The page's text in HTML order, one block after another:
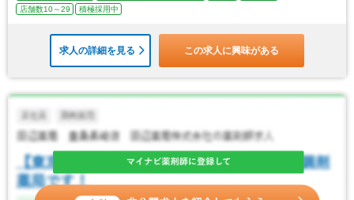
店舗数10～29
積極採用中
求人の詳細を見る この求人に興味がある